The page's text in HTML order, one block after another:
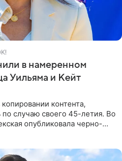
в намеренном
Уильяма и Кейт
контента,
случаю своего 45-летия. Во
опубликовала черно-